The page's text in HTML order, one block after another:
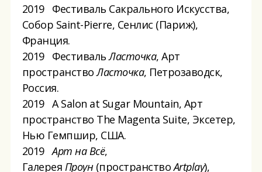
2019 Фестиваль Сакрального Искусства,
Собор Saint-Pierre, Сенлис (Париж),
Франция.
2019 ФестивальЛасточка, Арт
пространствоЛасточка, Петрозаводск,
Россия.
2019 A Salon at Sugar Mountain, Арт
пространство The Magenta Suite, Эксетер,
Нью Гемпшир, США.
2019Арт на Всё,
Галерея Проун (пространствоArtplay),